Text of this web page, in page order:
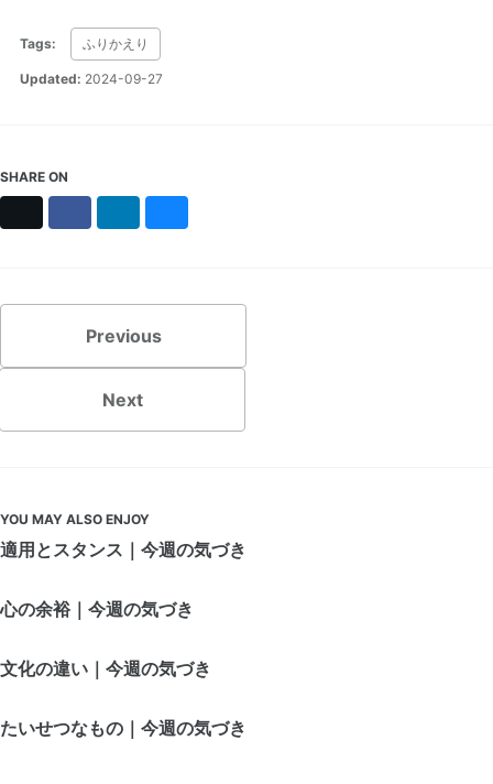
Tags: ふりかえり
Updated: 2024-09-27
SHARE ON
Previous
Next
YOU MAY ALSO ENJOY
適用とスタンス｜今週の気づき
心の余裕｜今週の気づき
文化の違い｜今週の気づき
たいせつなもの｜今週の気づき